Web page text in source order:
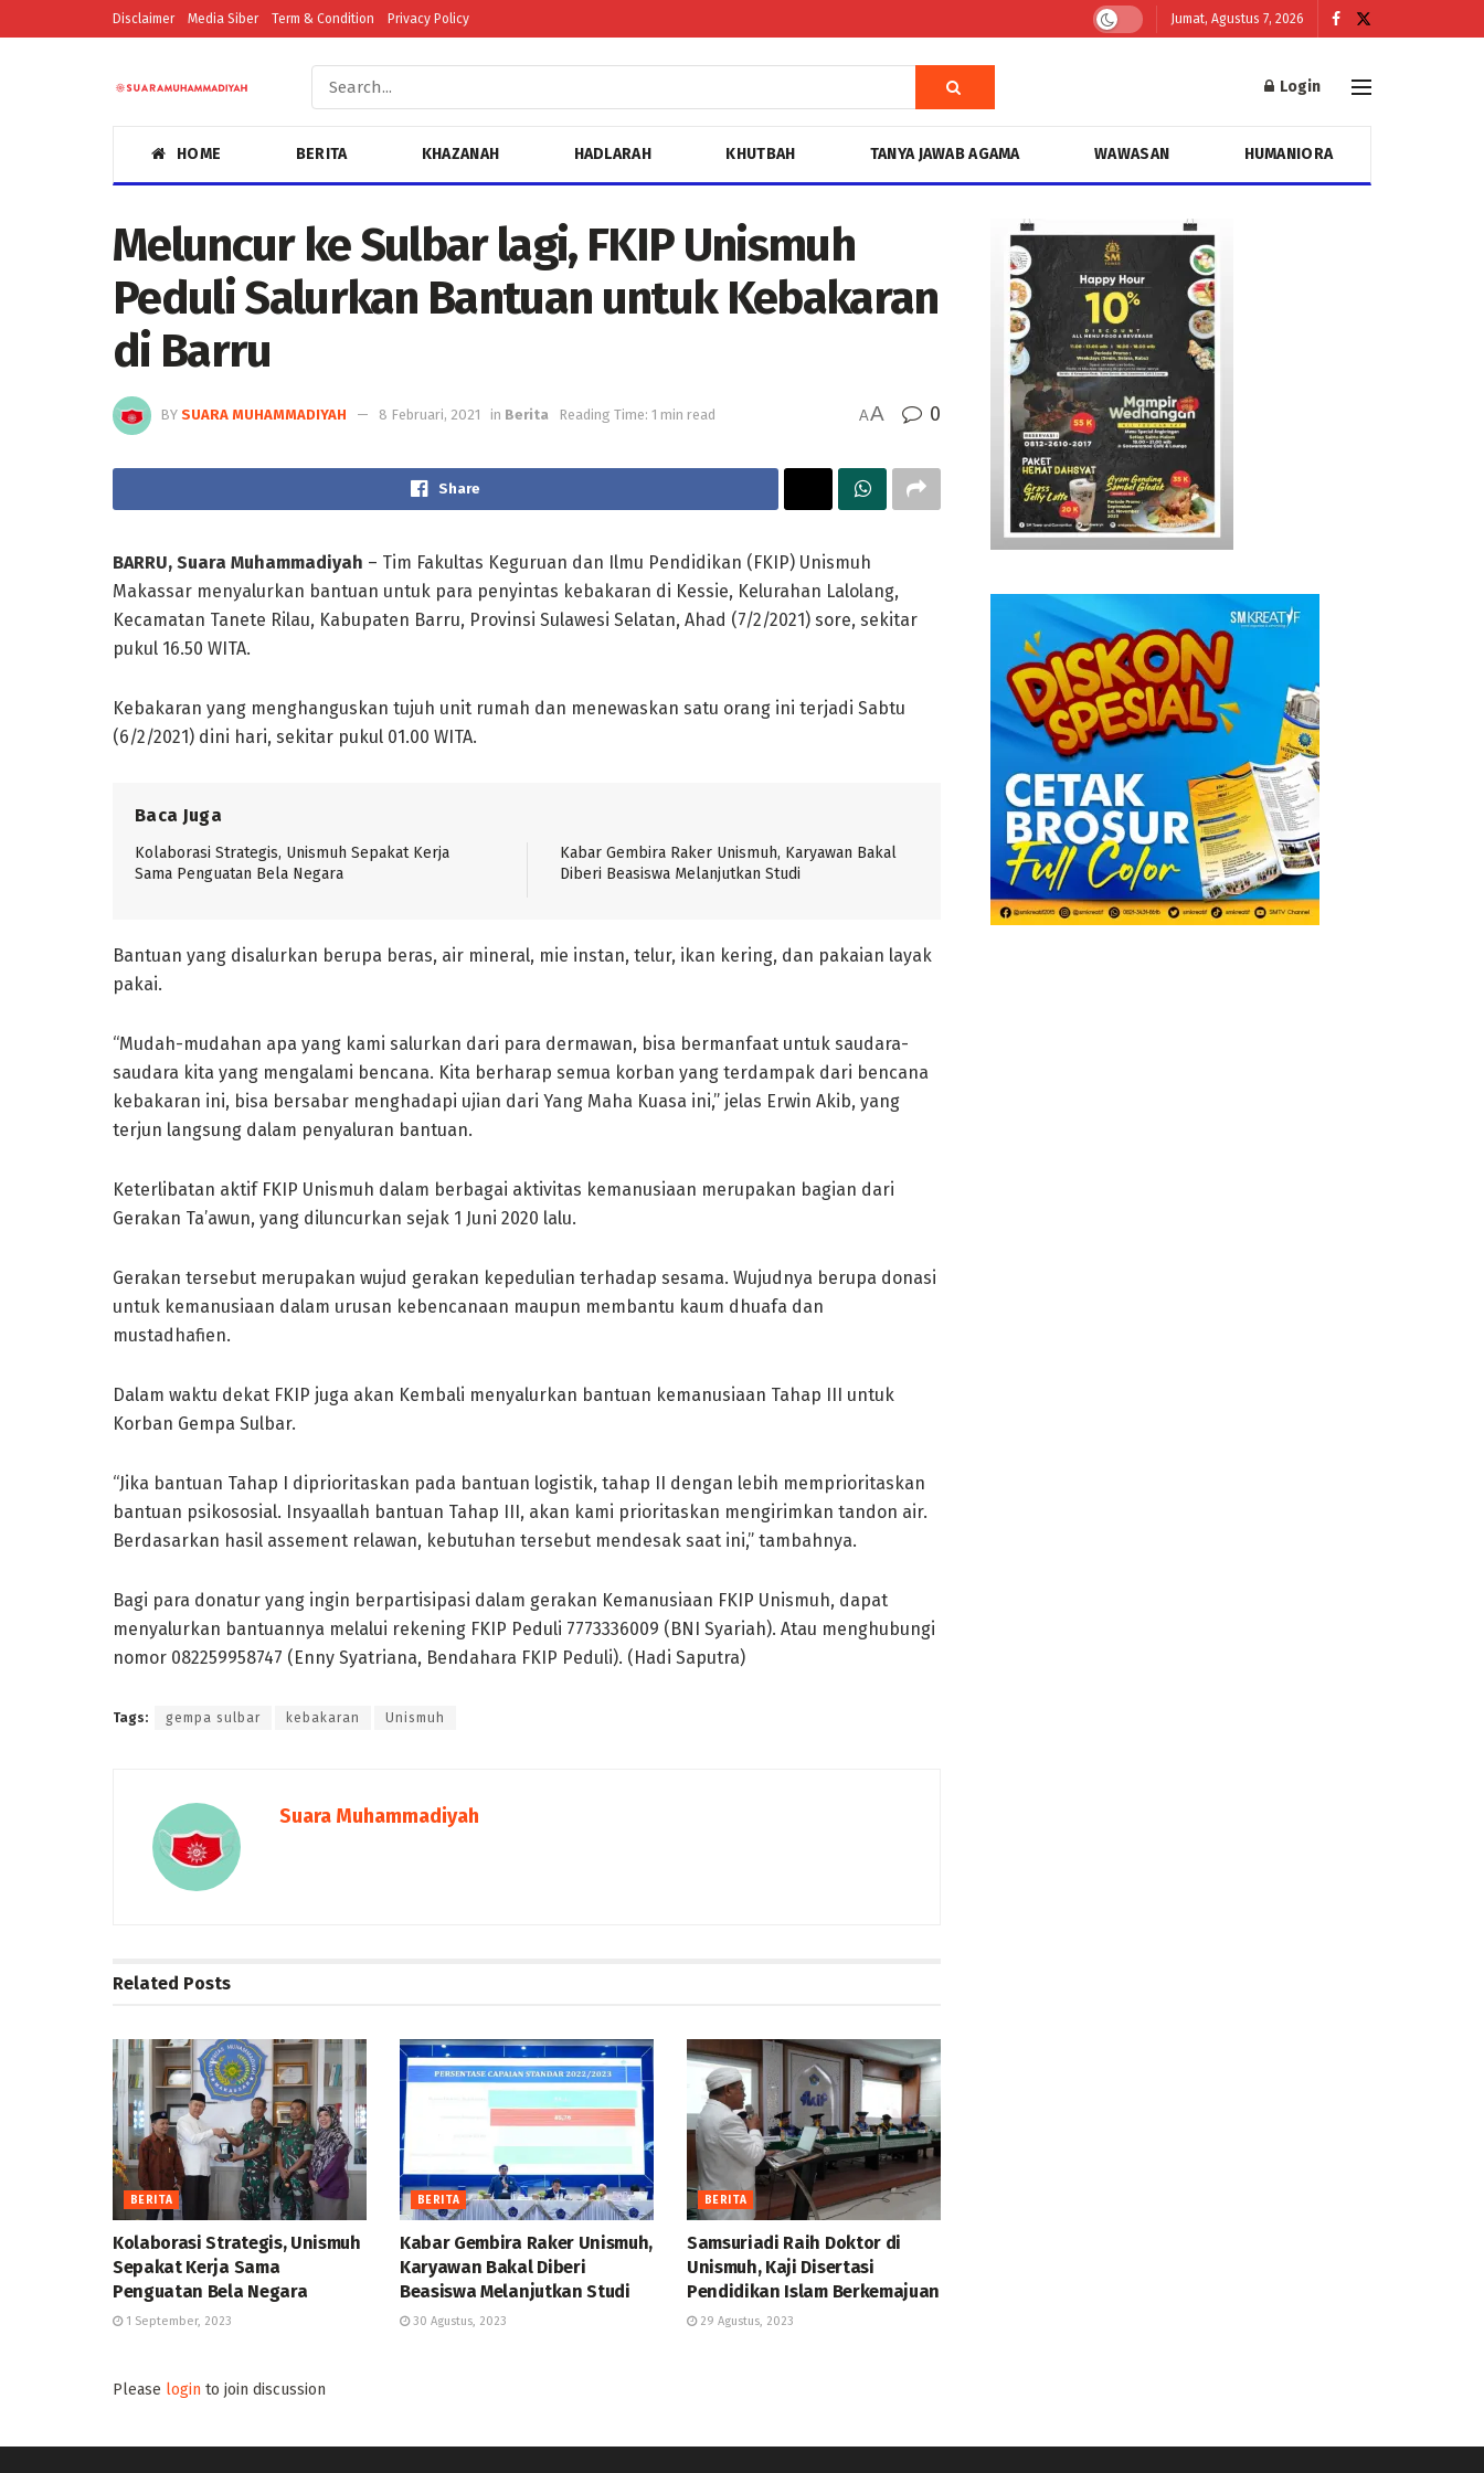
Disclaimer Media Siber Term & Condition Privacy Policy Jumat, Agustus 7, 2026
Login
HOME BERITA KHAZANAH HADLARAH KHUTBAH TANYA JAWAB AGAMA WAWASAN HUMANIORA
Meluncur ke Sulbar lagi, FKIP Unismuh
Peduli Salurkan Bantuan untuk Kebakaran
di Barru
BY SUARA MUHAMMADIYAH 8 Februari, 2021 in Berita Reading Time: 1 min read AA 0
Share
BARRU, Suara Muhammadiyah – Tim Fakultas Keguruan dan Ilmu Pendidikan (FKIP) Unismuh
Makassar menyalurkan bantuan untuk para penyintas kebakaran di Kessie, Kelurahan Lalolang,
Kecamatan Tanete Rilau, Kabupaten Barru, Provinsi Sulawesi Selatan, Ahad (7/2/2021) sore, sekitar
pukul 16.50 WITA.
Kebakaran yang menghanguskan tujuh unit rumah dan menewaskan satu orang ini terjadi Sabtu
(6/2/2021) dini hari, sekitar pukul 01.00 WITA.
Baca Juga
Kolaborasi Strategis, Unismuh Sepakat Kerja
Sama Penguatan Bela Negara
Kabar Gembira Raker Unismuh, Karyawan Bakal
Diberi Beasiswa Melanjutkan Studi
Bantuan yang disalurkan berupa beras, air mineral, mie instan, telur, ikan kering, dan pakaian layak
pakai.
“Mudah-mudahan apa yang kami salurkan dari para dermawan, bisa bermanfaat untuk saudara-
saudara kita yang mengalami bencana. Kita berharap semua korban yang terdampak dari bencana
kebakaran ini, bisa bersabar menghadapi ujian dari Yang Maha Kuasa ini,” jelas Erwin Akib, yang
terjun langsung dalam penyaluran bantuan.
Keterlibatan aktif FKIP Unismuh dalam berbagai aktivitas kemanusiaan merupakan bagian dari
Gerakan Ta’awun, yang diluncurkan sejak 1 Juni 2020 lalu.
Gerakan tersebut merupakan wujud gerakan kepedulian terhadap sesama. Wujudnya berupa donasi
untuk kemanusiaan dalam urusan kebencanaan maupun membantu kaum dhuafa dan
mustadhafien.
Dalam waktu dekat FKIP juga akan Kembali menyalurkan bantuan kemanusiaan Tahap III untuk
Korban Gempa Sulbar.
“Jika bantuan Tahap I diprioritaskan pada bantuan logistik, tahap II dengan lebih memprioritaskan
bantuan psikososial. Insyaallah bantuan Tahap III, akan kami prioritaskan mengirimkan tandon air.
Berdasarkan hasil assement relawan, kebutuhan tersebut mendesak saat ini,” tambahnya.
Bagi para donatur yang ingin berpartisipasi dalam gerakan Kemanusiaan FKIP Unismuh, dapat
menyalurkan bantuannya melalui rekening FKIP Peduli 7773336009 (BNI Syariah). Atau menghubungi
nomor 082259958747 (Enny Syatriana, Bendahara FKIP Peduli). (Hadi Saputra)
Tags: gempa sulbar kebakaran Unismuh
Suara Muhammadiyah
Related Posts
BERITA
Kolaborasi Strategis, Unismuh
Sepakat Kerja Sama
Penguatan Bela Negara
1 September, 2023
BERITA
Kabar Gembira Raker Unismuh,
Karyawan Bakal Diberi
Beasiswa Melanjutkan Studi
30 Agustus, 2023
BERITA
Samsuriadi Raih Doktor di
Unismuh, Kaji Disertasi
Pendidikan Islam Berkemajuan
29 Agustus, 2023
Please login to join discussion